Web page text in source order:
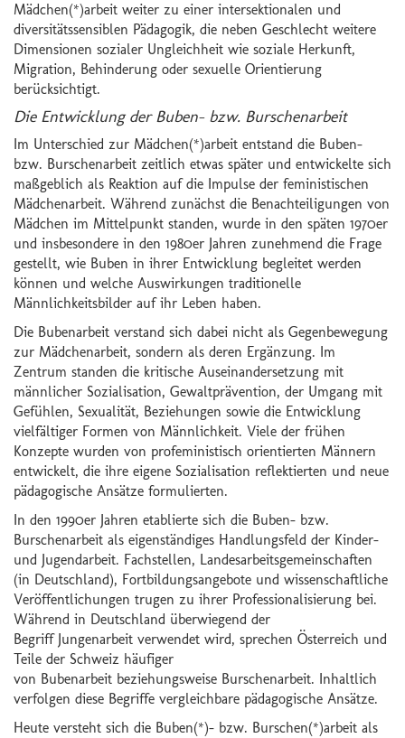
Mädchen(*)arbeit weiter zu einer intersektionalen und
diversitätssensiblen Pädagogik, die neben Geschlecht weitere
Dimensionen sozialer Ungleichheit wie soziale Herkunft,
Migration, Behinderung oder sexuelle Orientierung
berücksichtigt.
Die Entwicklung der Buben- bzw. Burschenarbeit
Im Unterschied zur Mädchen(*)arbeit entstand die Buben-
bzw. Burschenarbeit zeitlich etwas später und entwickelte sich
maßgeblich als Reaktion auf die Impulse der feministischen
Mädchenarbeit. Während zunächst die Benachteiligungen von
Mädchen im Mittelpunkt standen, wurde in den späten 1970er
und insbesondere in den 1980er Jahren zunehmend die Frage
gestellt, wie Buben in ihrer Entwicklung begleitet werden
können und welche Auswirkungen traditionelle
Männlichkeitsbilder auf ihr Leben haben.
Die Bubenarbeit verstand sich dabei nicht als Gegenbewegung
zur Mädchenarbeit, sondern als deren Ergänzung. Im
Zentrum standen die kritische Auseinandersetzung mit
männlicher Sozialisation, Gewaltprävention, der Umgang mit
Gefühlen, Sexualität, Beziehungen sowie die Entwicklung
vielfältiger Formen von Männlichkeit. Viele der frühen
Konzepte wurden von profeministisch orientierten Männern
entwickelt, die ihre eigene Sozialisation reflektierten und neue
pädagogische Ansätze formulierten.
In den 1990er Jahren etablierte sich die Buben- bzw.
Burschenarbeit als eigenständiges Handlungsfeld der Kinder-
und Jugendarbeit. Fachstellen, Landesarbeitsgemeinschaften
(in Deutschland), Fortbildungsangebote und wissenschaftliche
Veröffentlichungen trugen zu ihrer Professionalisierung bei.
Während in Deutschland überwiegend der
Begriff Jungenarbeit verwendet wird, sprechen Österreich und
Teile der Schweiz häufiger
von Bubenarbeit beziehungsweise Burschenarbeit. Inhaltlich
verfolgen diese Begriffe vergleichbare pädagogische Ansätze.
Heute versteht sich die Buben(*)- bzw. Burschen(*)arbeit als